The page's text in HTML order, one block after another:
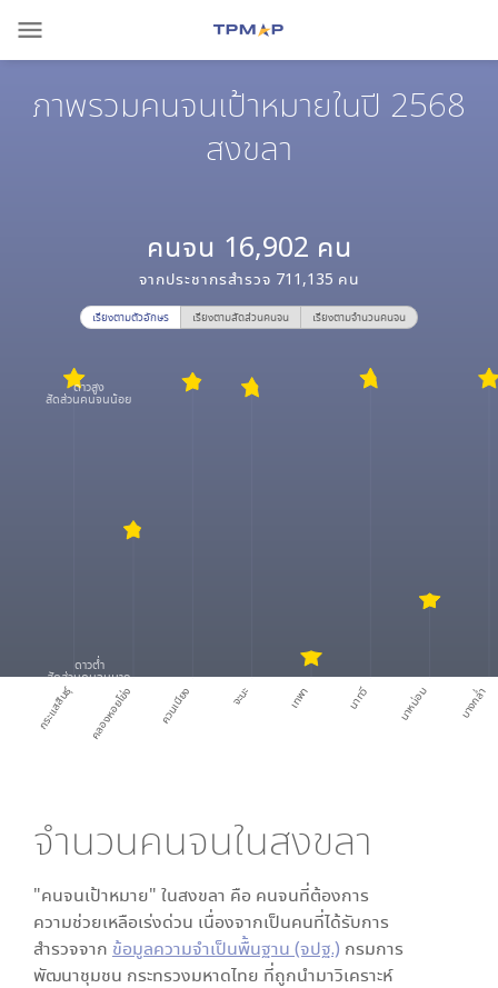
menu
ภาพรวมคนจนเป้าหมายในปี 2568
สงขลา
คนจน 16,902 คน
จากประชากรสำรวจ 711,135 คน
เรียงตามตัวอักษร เรียงตามสัดส่วนคนจน เรียงตามจำนวนคนจน
กระแสสินธุ์ คลองหอยโข่ง ควนเนียง จะนะ เทพา นาทวี นาหม่อม บางกล่ำ
ดาวสูง
สัดส่วนคนจนน้อย
ดาวต่ำ
สัดส่วนคนจนมาก
จำนวนคนจนในสงขลา
"คนจนเป้าหมาย" ในสงขลา คือ คนจนที่ต้องการ
ความช่วยเหลือเร่งด่วน เนื่องจากเป็นคนที่ได้รับการ
สำรวจจาก ข้อมูลความจำเป็นพื้นฐาน (จปฐ.) กรมการ
พัฒนาชุมชน กระทรวงมหาดไทย ที่ถูกนำมาวิเคราะห์